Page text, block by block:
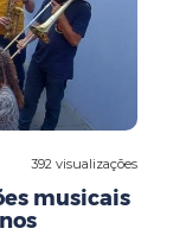
392 visualizações
musicais